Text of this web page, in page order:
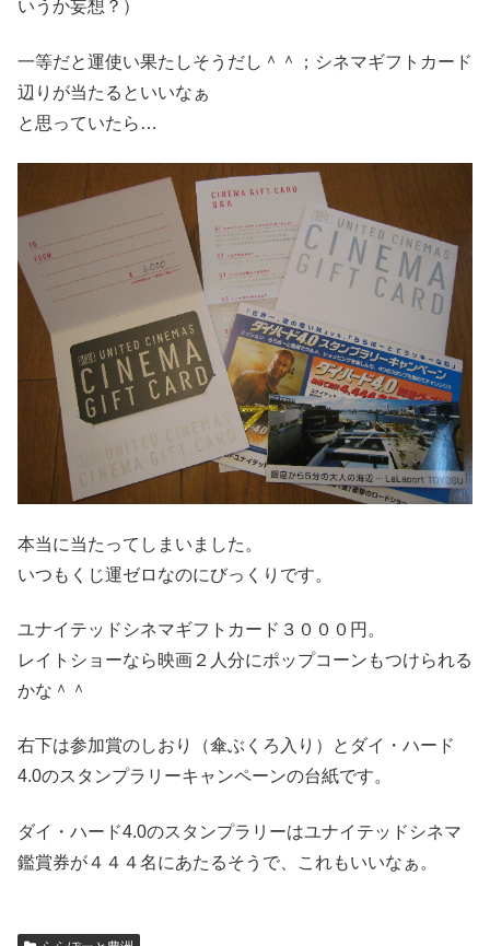
いうか妄想？）
一等だと運使い果たしそうだし＾＾；シネマギフトカード
辺りが当たるといいなぁ
と思っていたら…
本当に当たってしまいました。
いつもくじ運ゼロなのにびっくりです。
ユナイテッドシネマギフトカード３０００円。
レイトショーなら映画２人分にポップコーンもつけられる
かな＾＾
右下は参加賞のしおり（傘ぶくろ入り）とダイ・ハード
4.0のスタンプラリーキャンペーンの台紙です。
ダイ・ハード4.0のスタンプラリーはユナイテッドシネマ
鑑賞券が４４４名にあたるそうで、これもいいなぁ。